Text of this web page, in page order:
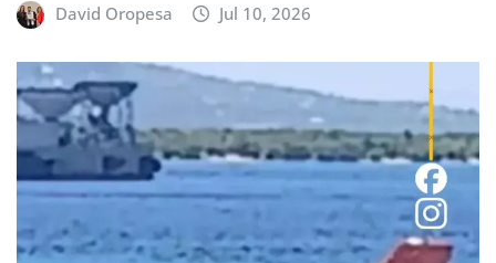
David Oropesa Jul 10, 2026